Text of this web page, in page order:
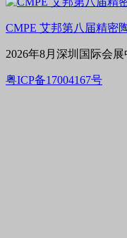
CMPE 艾邦第八届精密
2026年8月深圳国际会
粤ICP备17004167号